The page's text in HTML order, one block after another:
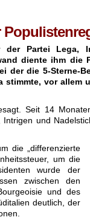
der Partei
diente ihm die
der die 5-Sterne-
stimmte, vor allem
Seit 14
und
die „differenzierte
um die
wurde der
zwischen den
und des
deutlich, der